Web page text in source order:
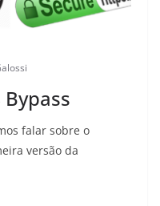
Bypass
falar sobre o
versão da